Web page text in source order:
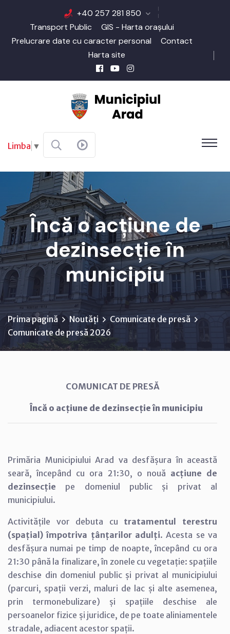
+40 257 281 850
Transport Public
GIS - Harta orașului
Prelucrare date cu caracter personal
Contact
Harta site
Limba ▼
Încă o acțiune de
dezinsecție în
municipiu
Prima pagină Noutăți
Comunicate de presă
Comunicate de presă 2026
COMUNICAT DE PRESĂ
Încă o acțiune de dezinsecție în municipiu
Primăria Municipiului Arad va desfășura în această
seară, începând cu ora 21:30, o nouă acțiune de
dezinsecție pe domeniul public și privat al
municipiului.
Activitățile vor debuta cu tratamentul terestru
(spațial) împotriva țânțarilor adulți. Acesta se va
desfășura numai pe timp de noapte, începând cu ora
21:30 până la finalizare, în zonele cu vegetație: spațiile
deschise din domeniul public și privat al municipiului
(parcuri, spații verzi, maluri de lac și alte asemenea,
prin termonebulizare) și spațiile deschise ale
persoanelor fizice și juridice, de pe toate aliniamentele
stradale, adiacent acestor spații.